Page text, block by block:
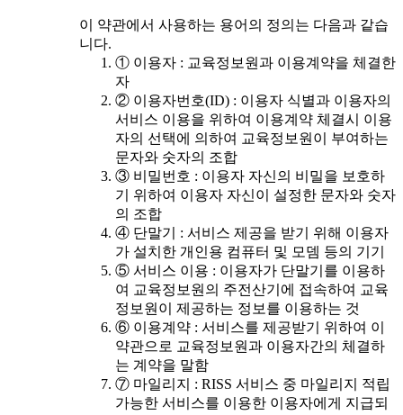
이 약관에서 사용하는 용어의 정의는 다음과 같습
니다.
① 이용자 : 교육정보원과 이용계약을 체결한
자
② 이용자번호(ID) : 이용자 식별과 이용자의
서비스 이용을 위하여 이용계약 체결시 이용
자의 선택에 의하여 교육정보원이 부여하는
문자와 숫자의 조합
③ 비밀번호 : 이용자 자신의 비밀을 보호하
기 위하여 이용자 자신이 설정한 문자와 숫자
의 조합
④ 단말기 : 서비스 제공을 받기 위해 이용자
가 설치한 개인용 컴퓨터 및 모뎀 등의 기기
⑤ 서비스 이용 : 이용자가 단말기를 이용하
여 교육정보원의 주전산기에 접속하여 교육
정보원이 제공하는 정보를 이용하는 것
⑥ 이용계약 : 서비스를 제공받기 위하여 이
약관으로 교육정보원과 이용자간의 체결하
는 계약을 말함
⑦ 마일리지 : RISS 서비스 중 마일리지 적립
가능한 서비스를 이용한 이용자에게 지급되